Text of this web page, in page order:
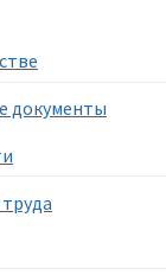
документы